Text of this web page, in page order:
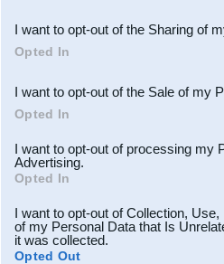
Downstream Participants
third parties.
I want to opt-out of the Sharing of
Opted In
I want to opt-out of the Sale of my
Opted In
I want to opt-out of processing my
Advertising.
Opted In
I want to opt-out of Collection,
of my Personal Data that Is
it was collected.
Opted Out